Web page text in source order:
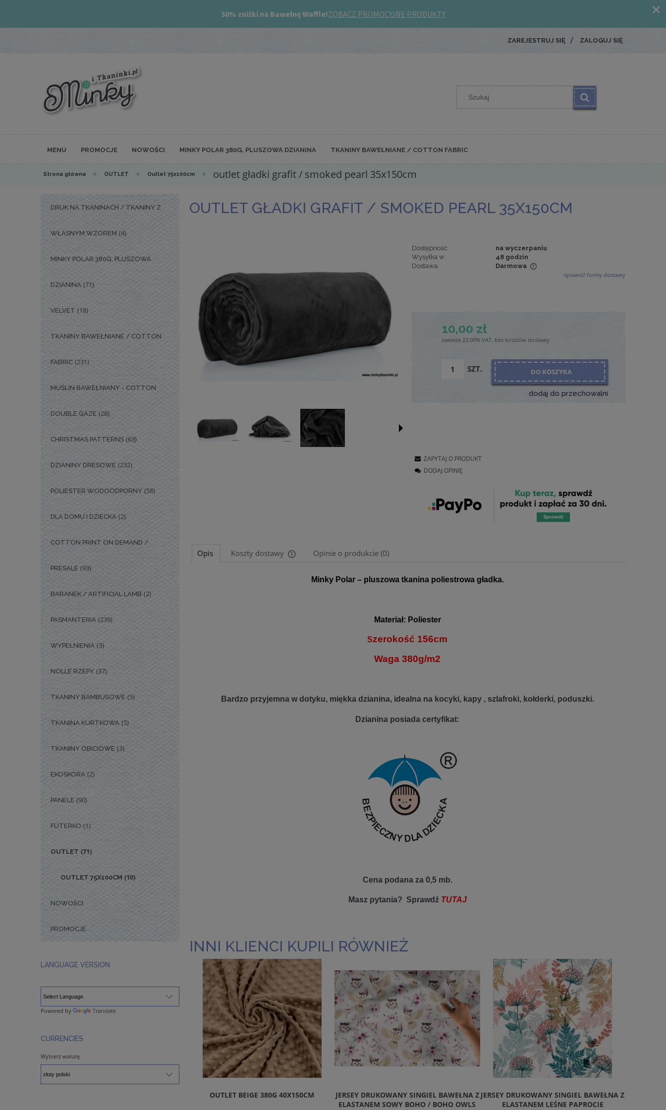
ZAREJESTRUJ SIĘ ZALOGUJ SIĘ
MENU PROMOCJE NOWOŚCI MINKY POLAR 380G, PLUSZOWA DZIANINA TKANINY BAWEŁNIANE / COTTON FABRIC
Strona główna OUTLET Outlet 75x100cm outlet gładki grafit / smoked pearl 35x150cm
DRUK NA TKANINACH / TKANINY Z
WŁASNYM WZOREM (4)
MINKY POLAR 380G, PLUSZOWA
DZIANINA (71)
VELVET (18)
TKANINY BAWEŁNIANE / COTTON
FABRIC (231)
MUŚLIN BAWEŁNIANY - COTTON
DOUBLE GAZE (28)
CHRISTMAS PATTERNS (63)
DZIANINY DRESOWE (232)
POLIESTER WODOODPORNY (58)
DLA DOMU I DZIECKA (2)
COTTON PRINT ON DEMAND /
PRESALE (93)
BARANEK / ARTIFICIAL LAMB (2)
PASMANTERIA (239)
WYPEŁNIENIA (3)
NOLLE RZEPY (37)
TKANINY BAMBUSOWE (5)
TKANINA KURTKOWA (5)
TKANINY OBICIOWE (3)
EKOSKÓRA (2)
PANELE (90)
FUTERKO (1)
OUTLET (71)
OUTLET 75X100CM (10)
NOWOŚCI
PROMOCJE
LANGUAGE VERSION
Powered by Translate
CURRENCIES
Wybierz walutę
OUTLET GŁADKI GRAFIT / SMOKED PEARL 35X150CM
Dostępność:
na wyczerpaniu
Wysyłka w:
48 godzin
Dostawa:
Darmowa
sprawdź formy dostawy
10,00 zł
zawiera 23.00% VAT, bez kosztów dostawy
SZT. DO KOSZYKA
dodaj do przechowalni
ZAPYTAJ O PRODUKT
DODAJ OPINIĘ
Opis Koszty dostawy
Cena nie zawiera ewentualnych kosztów
Opinie o produkcie (0)
Minky Polar – pluszowa tkanina poliestrowa gładka.
Materiał: Poliester
Szerokość 156cm
Waga 380g/m2
Bardzo przyjemna w dotyku, miękka dzianina, idealna na kocyki, kapy , szlafroki, kołderki, poduszki.
Dzianina posiada certyfikat:
Cena podana za 0,5 mb.
Masz pytania? Sprawdź TUTAJ
INNI KLIENCI KUPILI RÓWNIEŻ
OUTLET BEIGE 380G 40X150CM
JERSEY DRUKOWANY SINGIEL BAWEŁNA Z
ELASTANEM SOWY BOHO / BOHO OWLS
JERSEY DRUKOWANY SINGIEL BAWEŁNA Z
ELASTANEM LEŚNE PAPROCIE